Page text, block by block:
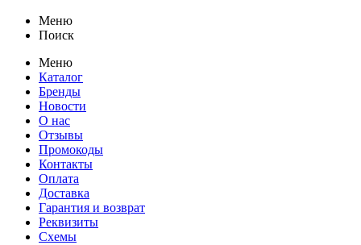
Меню
Поиск
Меню
Каталог
Бренды
Новости
О нас
Отзывы
Промокоды
Контакты
Оплата
Доставка
Гарантия и возврат
Реквизиты
Схемы